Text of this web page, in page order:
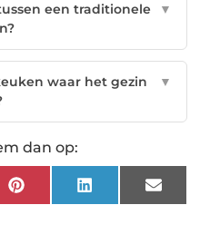
een traditionele
▼
waar het gezin
▼
dan op:
Pinterest LinkedIn Email